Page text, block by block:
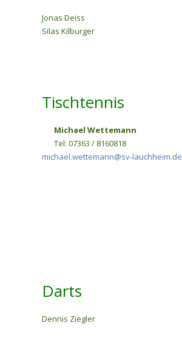
Jonas Deiss
Silas Kilburger
Tischtennis
Michael Wettemann
Tel: 07363 / 8160818
michael.wettemann@sv-lauchheim.de
Darts
Dennis Ziegler